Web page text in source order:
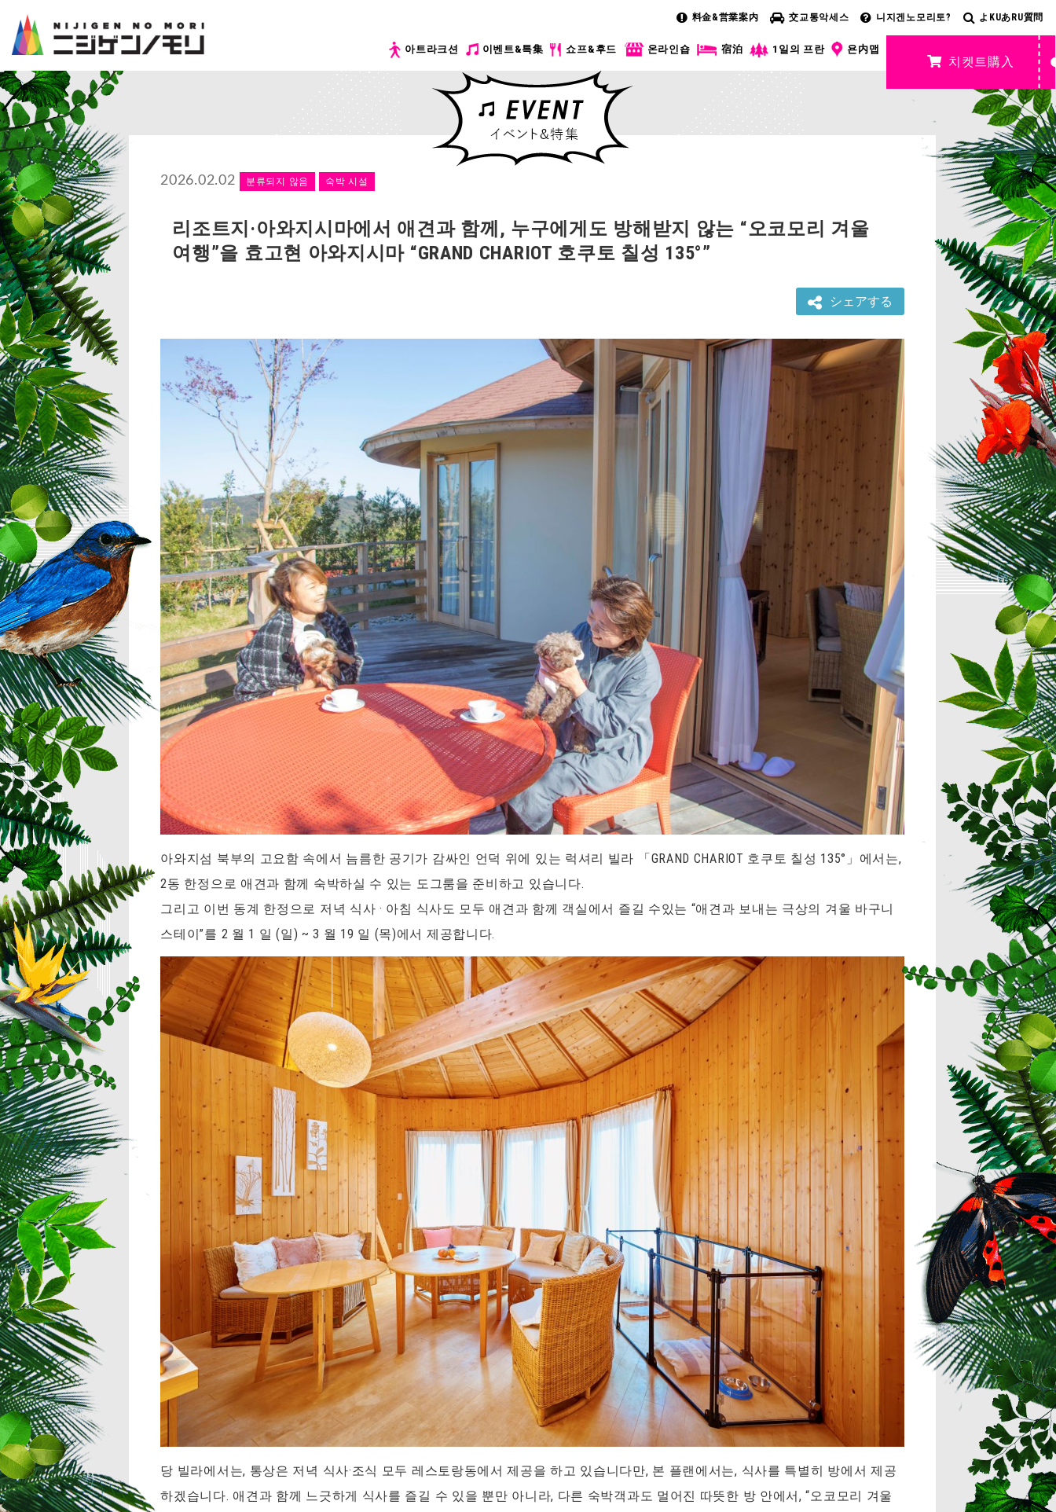
料金&営業案内 交교통악세스 니지겐노모리토? よKUあRU質問
아트라크션 이벤트&특集 쇼프&후드 온라인숍 宿泊 1일의 프란 욘内맵
치켓트購入
2026.02.02 분류되지 않음 숙박 시설
리조트지·아와지시마에서 애견과 함께, 누구에게도 방해받지 않는 “오코모리 겨울
여행”을 효고현 아와지시마 “GRAND CHARIOT 호쿠토 칠성 135°”
シェアする
아와지섬 북부의 고요함 속에서 늠름한 공기가 감싸인 언덕 위에 있는 럭셔리 빌라 「GRAND CHARIOT 호쿠토 칠성 135°」에서는,
2동 한정으로 애견과 함께 숙박하실 수 있는 도그룸을 준비하고 있습니다.
그리고 이번 동계 한정으로 저녁 식사 · 아침 식사도 모두 애견과 함께 객실에서 즐길 수있는 “애견과 보내는 극상의 겨울 바구니
스테이”를 2 월 1 일 (일) ~ 3 월 19 일 (목)에서 제공합니다.
당 빌라에서는, 통상은 저녁 식사·조식 모두 레스토랑동에서 제공을 하고 있습니다만, 본 플랜에서는, 식사를 특별히 방에서 제공
하겠습니다. 애견과 함께 느긋하게 식사를 즐길 수 있을 뿐만 아니라, 다른 숙박객과도 멀어진 따뜻한 방 안에서, “오코모리 겨울